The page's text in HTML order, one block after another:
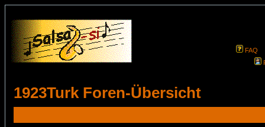
FAQ
1923Turk Foren-Übersicht